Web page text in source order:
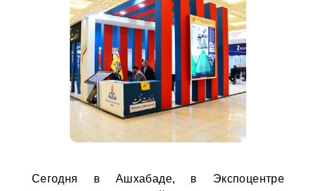
Сегодня в Ашхабаде, в Экспоцентре